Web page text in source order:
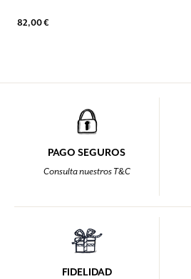
82,00 €
PAGO SEGUROS
Consulta nuestros T&C
FIDELIDAD